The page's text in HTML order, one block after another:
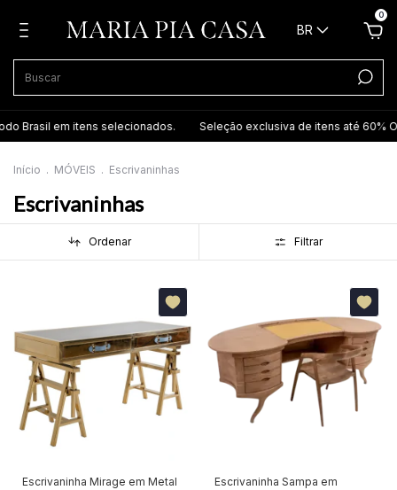
BR
0
Brasil em itens selecionados. Seleção exclusiva de itens até 60%
Início . MÓVEIS . Escrivaninhas
Escrivaninhas
Ordenar Filtrar
Escrivaninha Mirage em Metal
Escrivaninha Sampa em